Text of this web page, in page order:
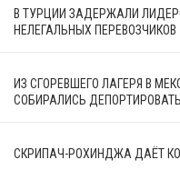
В ТУРЦИИ ЗАДЕРЖАЛИ
НЕЛЕГАЛЬНЫХ ПЕРЕВОЗЧИКОВ
ИЗ СГОРЕВШЕГО ЛАГЕРЯ В
СОБИРАЛИСЬ ДЕПОРТИРОВАТЬ
СКРИПАЧ-РОХИНДЖА ДАЁТ